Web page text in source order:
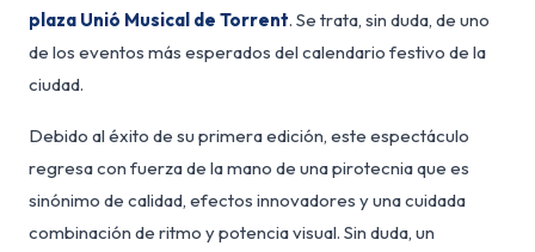
plaza Unió Musical de Torrent. Se trata, sin duda, de uno
de los eventos más esperados del calendario festivo de la
ciudad.
Debido al éxito de su primera edición, este espectáculo
regresa con fuerza de la mano de una pirotecnia que es
sinónimo de calidad, efectos innovadores y una cuidada
combinación de ritmo y potencia visual. Sin duda, un